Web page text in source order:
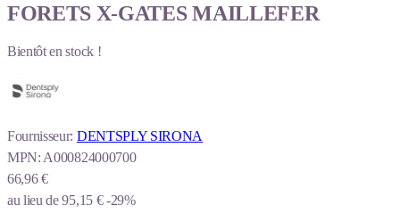
FORETS X-GATES MAILLEFER
Bientôt en stock !
Fournisseur: DENTSPLY SIRONA
MPN: A000824000700
66,96 €
au lieu de95,15 € -29%